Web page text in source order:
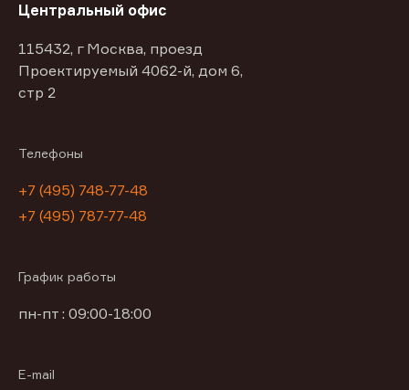
Центральный офис
115432, г Москва, проезд
Проектируемый 4062-й, дом 6,
стр 2
Телефоны
+7 (495) 748-77-48
+7 (495) 787-77-48
График работы
пн-пт : 09:00-18:00
E-mail